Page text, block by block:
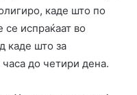
каде што по
испраќаат во
каде што за
часа до четири дена.